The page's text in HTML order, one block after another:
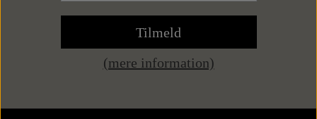
Tilmeld
(mere information)